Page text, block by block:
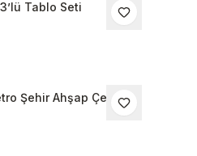
Tablo Seti
Şehir Ahşap Çerçeveli